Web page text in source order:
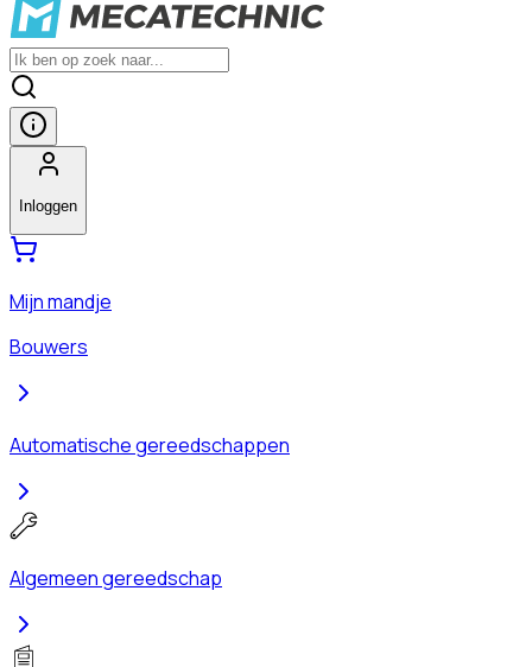
Inloggen
Mijn mandje
Bouwers
Automatische gereedschappen
Algemeen gereedschap